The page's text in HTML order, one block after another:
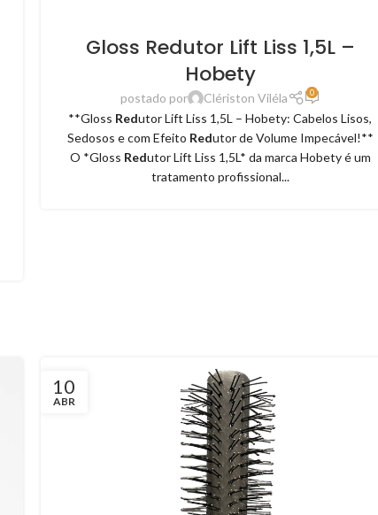
Gloss Redutor Lift Liss 1,5L –
Hobety
postado por Clériston Viléla 0
**Gloss Redutor Lift Liss 1,5L – Hobety: Cabelos Lisos,
Sedosos e com Efeito Redutor de Volume Impecável!**
O *Gloss Redutor Lift Liss 1,5L* da marca Hobety é um
tratamento profissional...
10
ABR